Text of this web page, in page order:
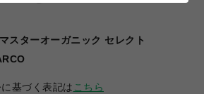
スターオーガニック セレクト
基づく表記は こちら